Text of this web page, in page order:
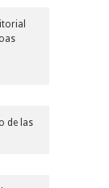
de las